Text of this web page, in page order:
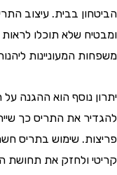
בבית. עיצוב
שלא תוכלו לראות מה
המעוניינות ליהנות
נוסף הוא ההגנה על
את התריס כך שייתן
שימוש בתריס חשמלי
ולחזק את תחושת